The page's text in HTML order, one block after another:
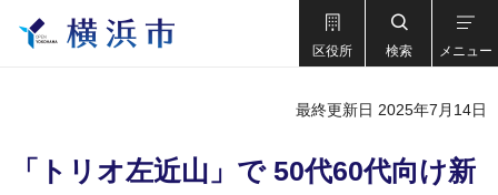
区役所 検索 メニュー
最終更新日 2025年7月14日
「トリオ左近山」で 50代60代向け新